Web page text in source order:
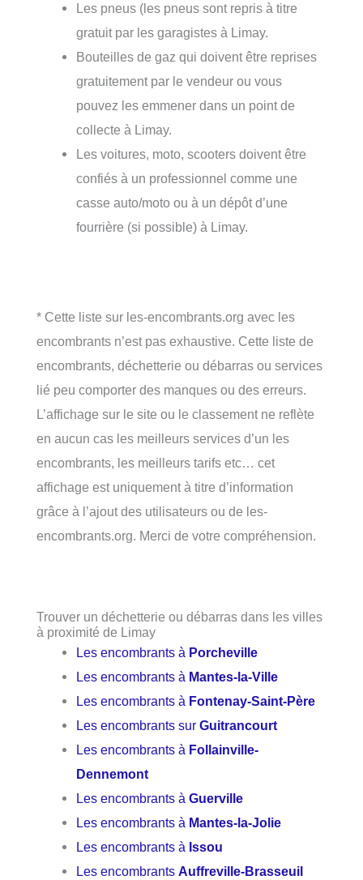
Les pneus (les pneus sont repris à titre
gratuit par les garagistes à Limay.
Bouteilles de gaz qui doivent être reprises
gratuitement par le vendeur ou vous
pouvez les emmener dans un point de
collecte à Limay.
Les voitures, moto, scooters doivent être
confiés à un professionnel comme une
casse auto/moto ou à un dépôt d’une
fourrière (si possible) à Limay.
* Cette liste sur les-encombrants.org avec les
encombrants n’est pas exhaustive. Cette liste de
encombrants, déchetterie ou débarras ou services
lié peu comporter des manques ou des erreurs.
L’affichage sur le site ou le classement ne reflète
en aucun cas les meilleurs services d’un les
encombrants, les meilleurs tarifs etc… cet
affichage est uniquement à titre d’information
grâce à l’ajout des utilisateurs ou de les-
encombrants.org. Merci de votre compréhension.
Trouver un déchetterie ou débarras dans les villes
à proximité de Limay
Les encombrants à Porcheville
Les encombrants à Mantes-la-Ville
Les encombrants à Fontenay-Saint-Père
Les encombrants surGuitrancourt
Les encombrants à Follainville-
Dennemont
Les encombrants àGuerville
Les encombrants à Mantes-la-Jolie
Les encombrants à Issou
Les encombrantsAuffreville-Brasseuil